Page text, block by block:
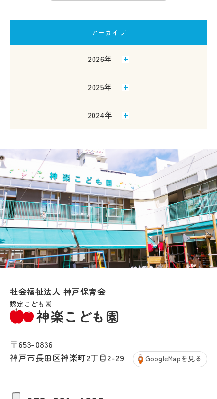
アーカイブ
2026年
2025年
2024年
社会福祉法人 神戸保育会
認定こども園
神楽こども園
〒653-0836
神戸市長田区神楽町2丁目2-29
GoogleMapを見る